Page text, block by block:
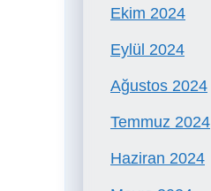
Ekim 2024
Eylül 2024
Ağustos 2024
Temmuz 2024
Haziran 2024